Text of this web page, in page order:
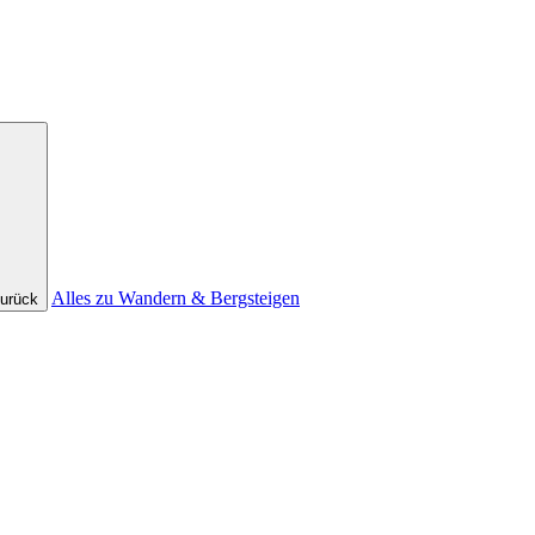
Alles zu Wandern & Bergsteigen